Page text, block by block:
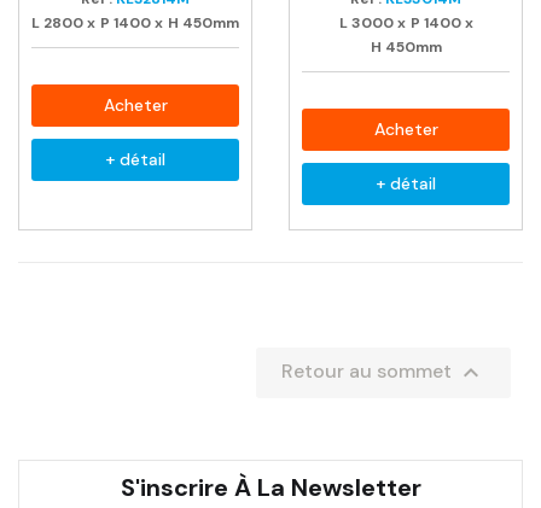
L 2800x P 1400x H 450mm
Acheter
+ détail
L 3000 x P 1400 x
H 450mm
Acheter
+ détail
Retour au sommet 
S'inscrire À La Newsletter